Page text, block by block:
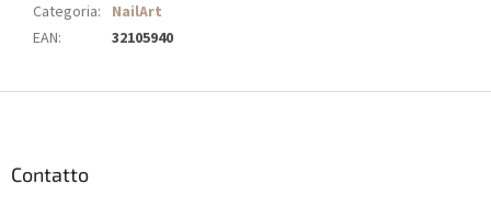
Categoria: NailArt
EAN: 32105940
Contatto